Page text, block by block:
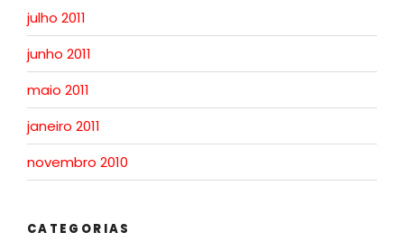
julho 2011
junho 2011
maio 2011
janeiro 2011
novembro 2010
CATEGORIAS